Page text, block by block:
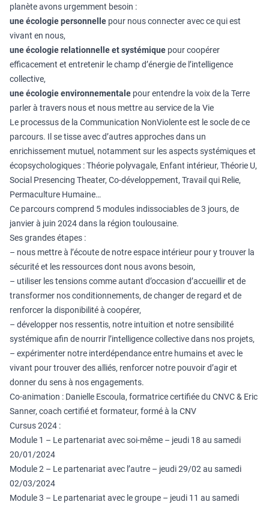
planète avons urgemment besoin :
une écologie personnelle pour nous connecter avec ce qui est
vivant en nous,
une écologie relationnelle et systémique pour coopérer
efficacement et entretenir le champ d’énergie de l’intelligence
collective,
une écologie environnementale pour entendre la voix de la Terre
parler à travers nous et nous mettre au service de la Vie
Le processus de la Communication NonViolente est le socle de ce
parcours. Il se tisse avec d’autres approches dans un
enrichissement mutuel, notamment sur les aspects systémiques et
écopsychologiques : Théorie polyvagale, Enfant intérieur, Théorie U,
Social Presencing Theater, Co-développement, Travail qui Relie,
Permaculture Humaine…
Ce parcours comprend 5 modules indissociables de 3 jours, de
janvier à juin 2024 dans la région toulousaine.
Ses grandes étapes :
– nous mettre à l’écoute de notre espace intérieur pour y trouver la
sécurité et les ressources dont nous avons besoin,
– utiliser les tensions comme autant d’occasion d’accueillir et de
transformer nos conditionnements, de changer de regard et de
renforcer la disponibilité à coopérer,
– développer nos ressentis, notre intuition et notre sensibilité
systémique afin de nourrir l’intelligence collective dans nos projets,
– expérimenter notre interdépendance entre humains et avec le
vivant pour trouver des alliés, renforcer notre pouvoir d’agir et
donner du sens à nos engagements.
Co-animation : Danielle Escoula, formatrice certifiée du CNVC & Eric
Sanner, coach certifié et formateur, formé à la CNV
Cursus 2024 :
Module 1 – Le partenariat avec soi-même – jeudi 18 au samedi
20/01/2024
Module 2 – Le partenariat avec l’autre – jeudi 29/02 au samedi
02/03/2024
Module 3 – Le partenariat avec le groupe – jeudi 11 au samedi